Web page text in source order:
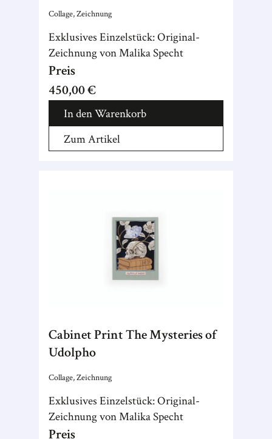
Collage, Zeichnung
Exklusives Einzelstück: Original-
Zeichnung von Malika Specht
Preis
450,00 €
In den Warenkorb
Zum Artikel
Cabinet Print The Mysteries of
Udolpho
Collage, Zeichnung
Exklusives Einzelstück: Original-
Zeichnung von Malika Specht
Preis